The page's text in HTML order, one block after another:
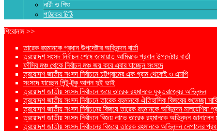
নারী ও শিশু
পাঠকের চিঠি
শিরোনাম >>
তারেক রহমানকে প্রধান উপদেষ্টার অভিনন্দন বার্তা
ত্রয়োদশ সংসদ নির্বাচন শেষে জামায়াত আমিরকে প্রধান উপদেষ্টার বার্তা
ফাঁসির মঞ্চ থেকে নির্বাচন মঞ্চ জয় করে এবার যাচ্ছেন সংসদে
ত্রয়োদশ জাতীয় সংসদ নির্বাচনে চট্টগ্রামের এক গ্রাম থেকেই ৩ এমপি
সংসদে যাচ্ছেন পিন্টু-টুকু আপন দুই ভাই
ত্রয়োদশ জাতীয় সংসদ নির্বাচনে জয়ে তারেক রহমানকে যুক্তরাজ্যের অভিনন্দন
ত্রয়োদশ জাতীয় সংসদ নির্বাচনে তারেক রহমানকে ঐতিহাসিক বিজয়ের শুভেচ্ছা
ত্রয়োদশ জাতীয় সংসদ নির্বাচনের বিজয়ে তারেক রহমানকে অভিনন্দন মালয়েশিয়া
ত্রয়োদশ জাতীয় সংসদ নির্বাচনে বিজয় লাভে তারেক রহমানকে অভিনন্দন জানালেন
ত্রয়োদশ জাতীয় সংসদ নির্বাচনের বিজয়ে তারেক রহমানকে অভিনন্দন নেপালের